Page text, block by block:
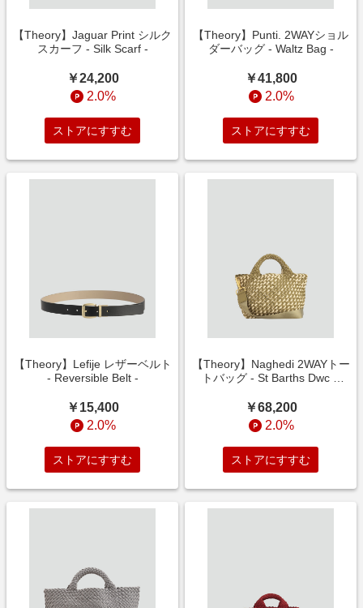
【Theory】Jaguar Print シルク
スカーフ - Silk Scarf -
￥24,200
2.0%
ストアにすすむ
【Theory】Punti. 2WAYショル
ダーバッグ - Waltz Bag -
￥41,800
2.0%
ストアにすすむ
【Theory】Lefije レザーベルト
- Reversible Belt -
￥15,400
2.0%
ストアにすすむ
【Theory】Naghedi 2WAYトー
トバッグ - St Barths Dwc S
￥68,200
2.0%
ストアにすすむ